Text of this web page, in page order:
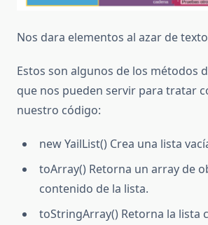
Nos dara elementos al azar de
Estos son algunos de los métodos
que nos pueden servir para tratar
nuestro código:
new YailList() Crea una lista
toArray() Retorna un array de
contenido de la lista.
toStringArray() Retorna la lista